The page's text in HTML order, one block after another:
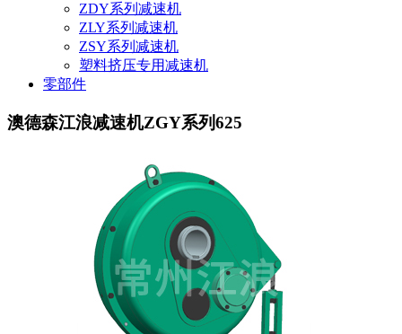
ZDY系列减速机
ZLY系列减速机
ZSY系列减速机
塑料挤压专用减速机
零部件
澳德森江浪减速机ZGY系列625